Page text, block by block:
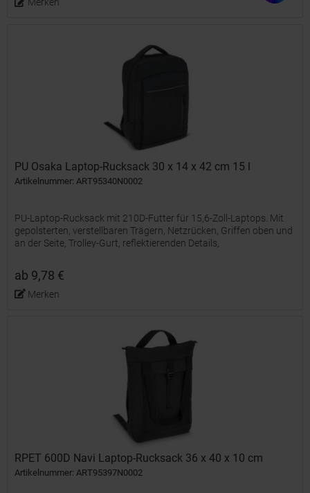
PU Osaka Laptop-Rucksack 30 x 14 x 42 cm 15 l
Artikelnummer: ART95340N0002
PU-Laptop-Rucksack mit 210D-Futter für 15,6-Zoll-Laptops. Mit
gepolsterten, verstellbaren Trägern, Netzrücken, Griffen oben und
an der Seite, Trolley-Gurt, reflektierenden Details,
ab 9,78 €
Merken
RPET 600D Navi Laptop-Rucksack 36 x 40 x 10 cm
Artikelnummer: ART95397N0002